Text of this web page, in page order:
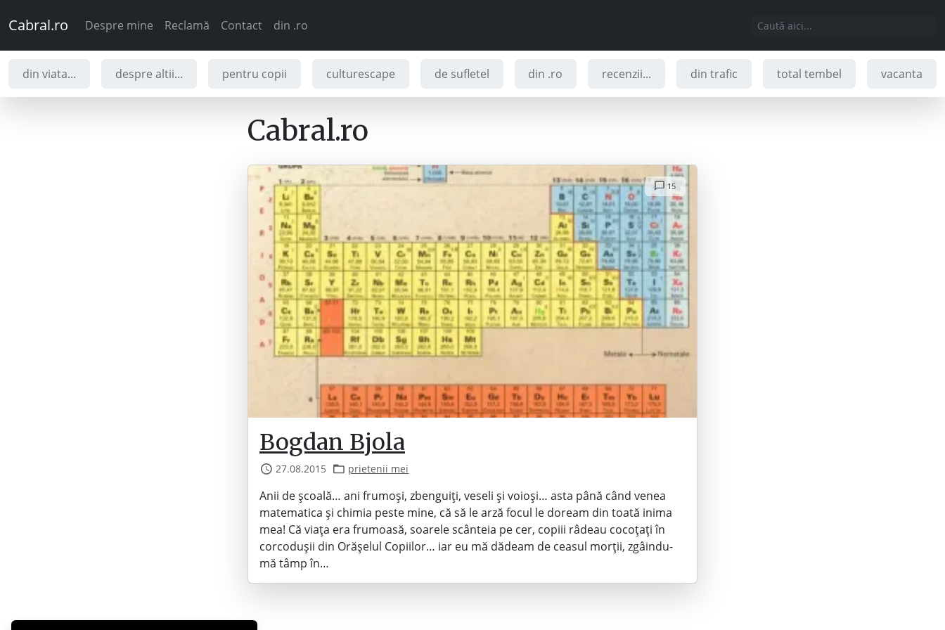
Cabral.ro Despre mine Reclamă Contact din .ro
din viata... despre altii... pentru copii culturescape de sufletel din .ro recenzii... din trafic total tembel vacanta
Cabral.ro
15
Bogdan Bjola
27.08.2015 prietenii mei
Anii de școală… ani frumoși, zbenguiți, veseli și voioși… asta până când venea
matematica și chimia peste mine, că să le arză focul le doream din toată inima
mea! Că viața era frumoasă, soarele scânteia pe cer, copiii râdeau cocoțați în
corcodușii din Orășelul Copiilor… iar eu mă dădeam de ceasul morții, zgâindu-
mă tâmp în…